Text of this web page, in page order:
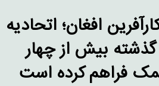
افغان؛ اتحادیه
گذشته بیش از چهار
فراهم کرده است